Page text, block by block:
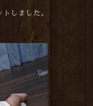
しました。